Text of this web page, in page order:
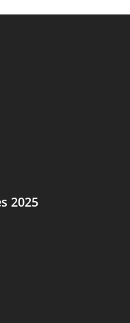
2025